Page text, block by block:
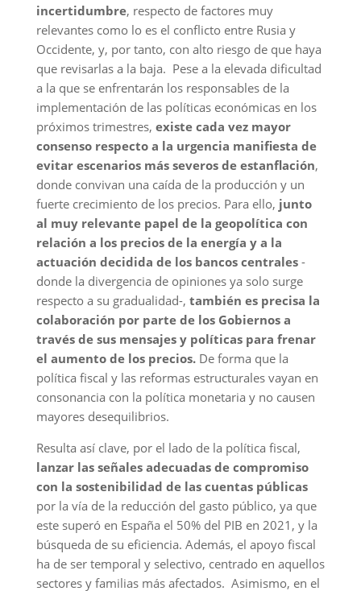
incertidumbre, respecto de factores muy
relevantes como lo es el conflicto entre Rusia y
Occidente, y, por tanto, con alto riesgo de que haya
que revisarlas a la baja. Pese a la elevada dificultad
a la que se enfrentarán los responsables de la
implementación de las políticas económicas en los
próximos trimestres, existe cada vez mayor
consenso respecto a la urgencia manifiesta de
evitar escenarios más severos de estanflación,
donde convivan una caída de la producción y un
fuerte crecimiento de los precios. Para ello, junto
al muy relevante papel de la geopolítica con
relación a los precios de la energía y a la
actuación decidida de los bancos centrales-
donde la divergencia de opiniones ya solo surge
respecto a su gradualidad-, también es precisa la
colaboración por parte de los Gobiernos a
través de sus mensajes y políticas para frenar
el aumento de los precios. De forma que la
política fiscal y las reformas estructurales vayan en
consonancia con la política monetaria y no causen
mayores desequilibrios.
Resulta así clave, por el lado de la política fiscal,
lanzar las señales adecuadas de compromiso
con la sostenibilidad de las cuentas públicas
por la vía de la reducción del gasto público, ya que
este superó en España el 50% del PIB en 2021, y la
búsqueda de su eficiencia. Además, el apoyo fiscal
ha de ser temporal y selectivo, centrado en aquellos
sectores y familias más afectados. Asimismo, en el